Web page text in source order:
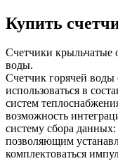
Купить
Счетчики крыльчатые
воды.
Счетчик горячей
использоваться в
систем
возможность
систему сбора
позволяющим
комплектоваться